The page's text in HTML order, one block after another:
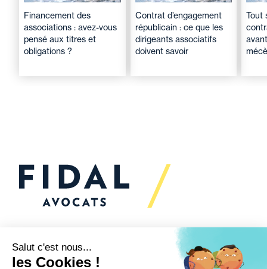
Financement des
associations : avez-vous
pensé aux titres et
obligations ?
Contrat d’engagement
républicain : ce que les
dirigeants associatifs
doivent savoir
Tout
Vous souhaitez échanger
avec nous ?